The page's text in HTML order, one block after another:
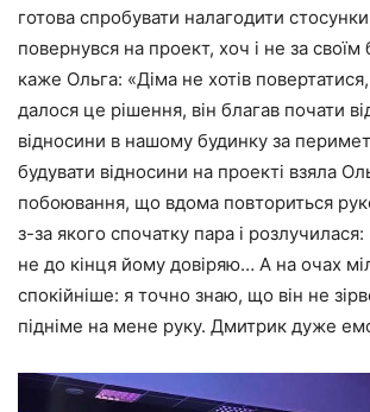
готова спробувати налагодити
повернувся на проект, хоч і не за
каже Ольга: «Діма не хотів
далося це рішення, він благав почати
відносини в нашому будинку за
будувати відносини на проекті взяла
побоювання, що вдома повториться
з-за якого спочатку пара і розлучилася:
не до кінця йому довіряю… А на очах
спокійніше: я точно знаю, що він не
підніме на мене руку. Дмитрик дуже